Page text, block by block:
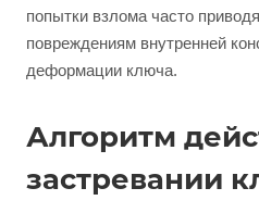
попытки взлома часто
повреждениям внутренней
деформации ключа.
Алгоритм
застревании